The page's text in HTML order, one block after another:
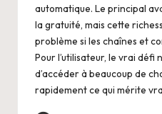
automatique. Le principal
la gratuité, mais cette
problème si les chaînes et
Pour l’utilisateur, le vrai défi
d’accéder à beaucoup de
rapidement ce qui mérite